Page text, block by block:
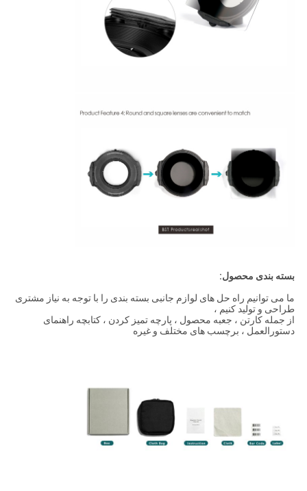
بسته بندی محصول:
ما می توانیم راه حل های لوازم جانبی بسته بندی را با توجه به نیاز مشتری
طراحی و تولید کنیم ،
از جمله کارتن ، جعبه محصول ، پارچه تمیز کردن ، کتابچه راهنمای
دستورالعمل ، برچسب های مختلف و غیره